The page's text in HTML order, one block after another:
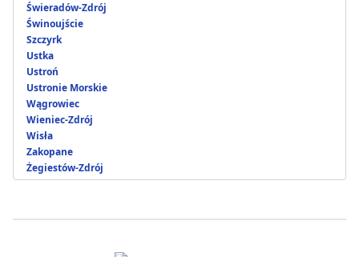
Świeradów-Zdrój
Świnoujście
Szczyrk
Ustka
Ustroń
Ustronie Morskie
Wągrowiec
Wieniec-Zdrój
Wisła
Zakopane
Żegiestów-Zdrój